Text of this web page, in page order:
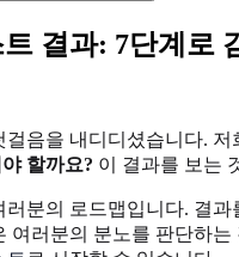
결과: 7단계로
걸음을 내디디셨습니다.
할까요? 이 결과를 보는
러분의 로드맵입니다. 결
여러분의 분노를 판단하